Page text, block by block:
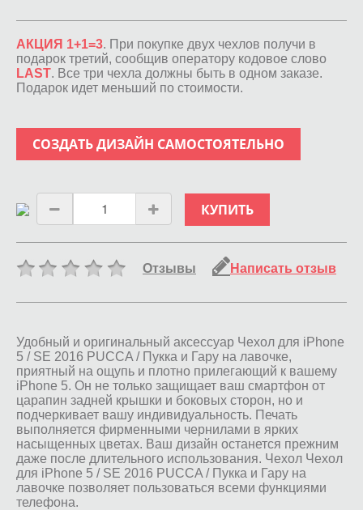
АКЦИЯ 1+1=3. При покупке двух чехлов получи в
подарок третий, сообщив оператору кодовое слово
LAST. Все три чехла должны быть в одном заказе.
Подарок идет меньший по стоимости.
СОЗДАТЬ ДИЗАЙН САМОСТОЯТЕЛЬНО
КУПИТЬ
Отзывы Написать отзыв
Удобный и оригинальный аксессуар Чехол для iPhone
5 / SE 2016 PUCCA / Пукка и Гару на лавочке,
приятный на ощупь и плотно прилегающий к вашему
iPhone 5. Он не только защищает ваш смартфон от
царапин задней крышки и боковых сторон, но и
подчеркивает вашу индивидуальность. Печать
выполняется фирменными чернилами в ярких
насыщенных цветах. Ваш дизайн останется прежним
даже после длительного использования. Чехол Чехол
для iPhone 5 / SE 2016 PUCCA / Пукка и Гару на
лавочке позволяет пользоваться всеми функциями
телефона.